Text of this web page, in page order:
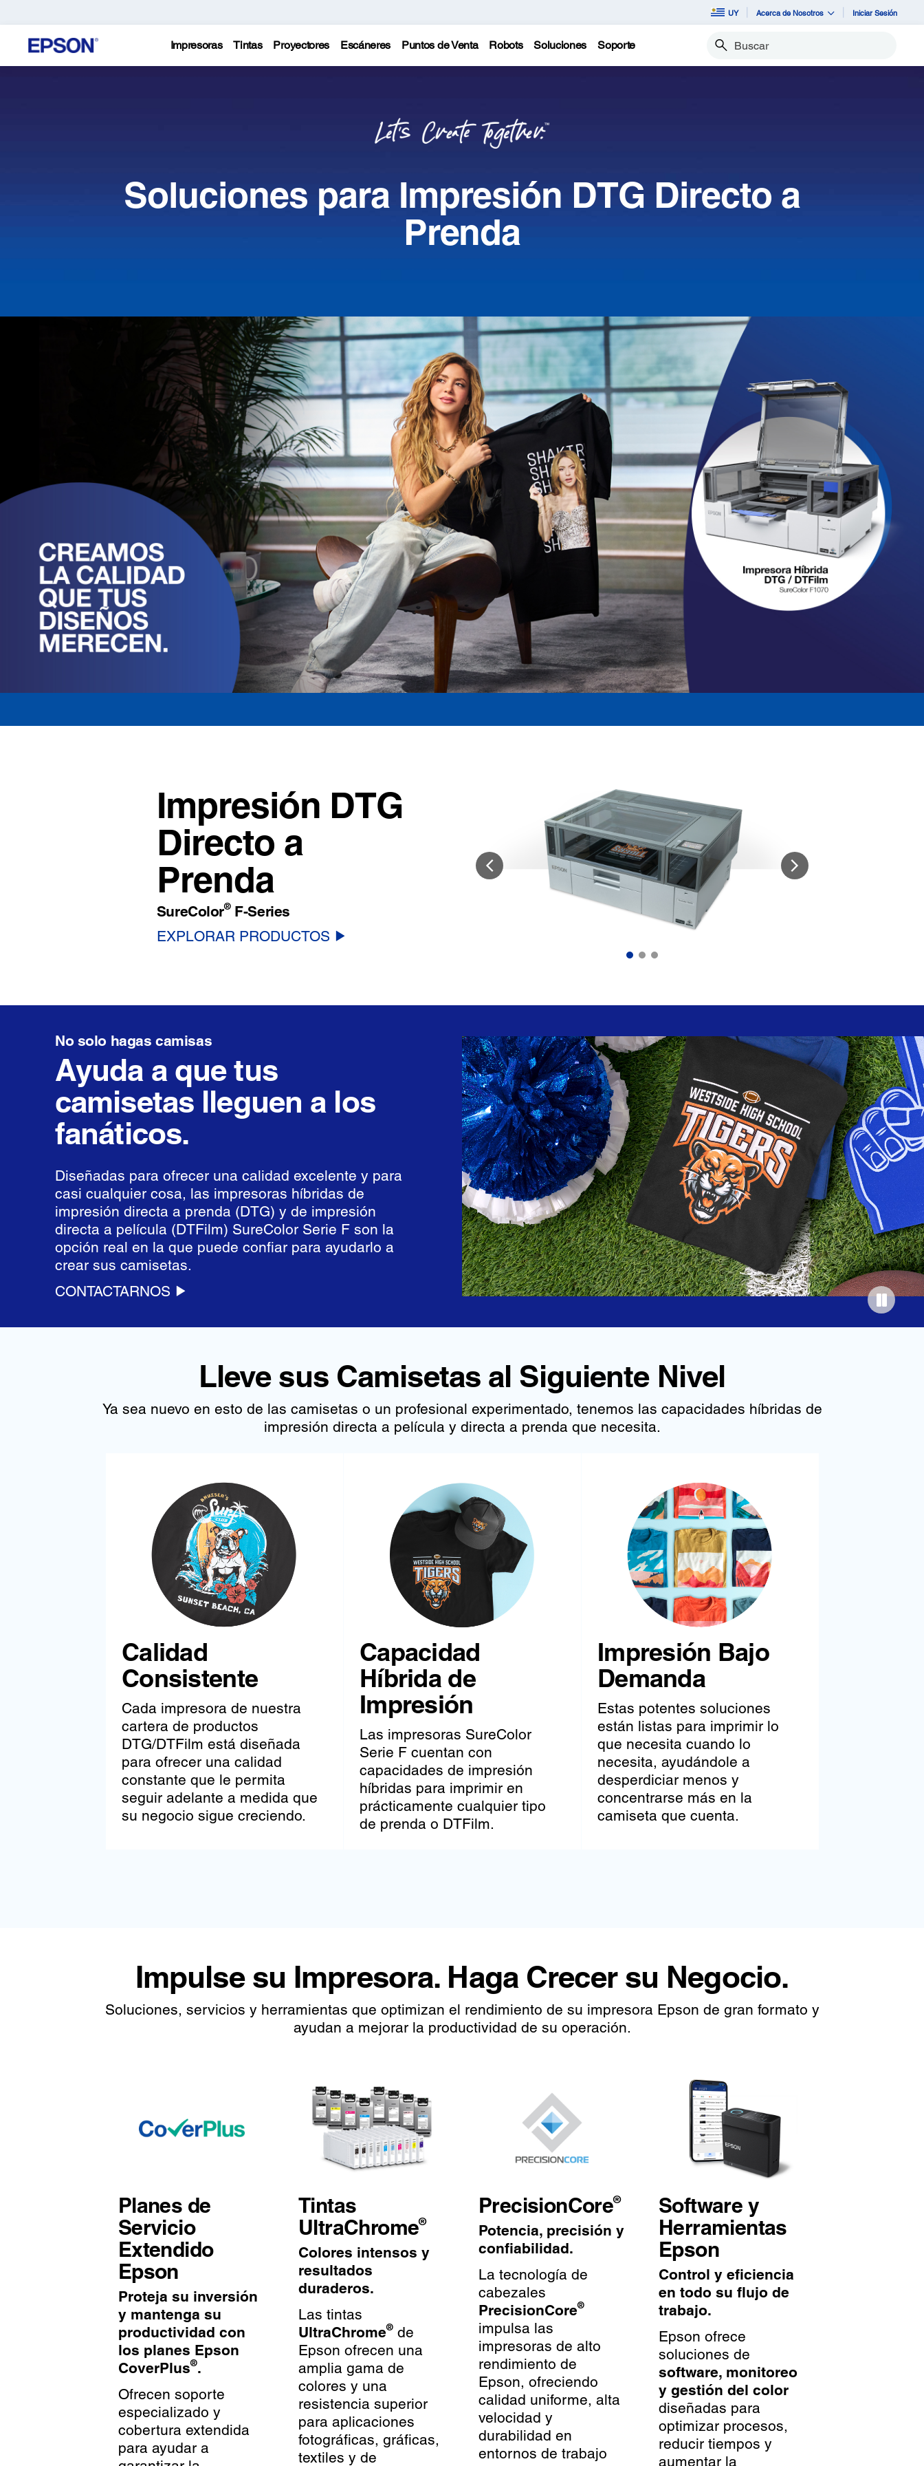
UY Acerca de Nosotros Iniciar Sesión
Impresoras Tintas Proyectores Escáneres Puntos de Venta Robots Soluciones Soporte Buscar
Soluciones para Impresión DTG Directo a
Prenda
Impresión DTG
Directo a
Prenda
SureColor®F-Series
EXPLORAR PRODUCTOS
No solo hagas camisas
Ayuda a que tus
camisetas lleguen a los
fanáticos.
Diseñadas para ofrecer una calidad excelente y para
casi cualquier cosa, las impresoras híbridas de
impresión directa a prenda (DTG) y de impresión
directa a película (DTFilm) SureColor Serie F son la
opción real en la que puede confiar para ayudarlo a
crear sus camisetas.
CONTACTARNOS
Lleve sus Camisetas al Siguiente Nivel
Ya sea nuevo en esto de las camisetas o un profesional experimentado, tenemos las capacidades híbridas de
impresión directa a película y directa a prenda que necesita.
Calidad
Consistente
Cada impresora de nuestra
cartera de productos
DTG/DTFilm está diseñada
para ofrecer una calidad
constante que le permita
seguir adelante a medida que
su negocio sigue creciendo.
Capacidad
Híbrida de
Impresión
Las impresoras SureColor
Serie F cuentan con
capacidades de impresión
híbridas para imprimir en
prácticamente cualquier tipo
de prenda o DTFilm.
Impresión Bajo
Demanda
Estas potentes soluciones
están listas para imprimir lo
que necesita cuando lo
necesita, ayudándole a
desperdiciar menos y
concentrarse más en la
camiseta que cuenta.
Impulse su Impresora. Haga Crecer su Negocio.
Soluciones, servicios y herramientas que optimizan el rendimiento de su impresora Epson de gran formato y
ayudan a mejorar la productividad de su operación.
Planes de
Servicio
Extendido
Epson
Proteja su inversión
y mantenga su
productividad con
los planes Epson
CoverPlus®.
Ofrecen soporte
especializado y
cobertura extendida
para ayudar a
Tintas
UltraChrome®
Colores intensos y
resultados
duraderos.
Las tintas
UltraChrome®de
Epson ofrecen una
amplia gama de
colores y una
resistencia superior
para aplicaciones
fotográficas, gráficas,
textiles y de
PrecisionCore®
Potencia, precisión y
confiabilidad.
La tecnología de
cabezales
PrecisionCore®
impulsa las
impresoras de alto
rendimiento de
Epson, ofreciendo
calidad uniforme, alta
velocidad y
durabilidad en
entornos de trabajo
Software y
Herramientas
Epson
Control y eficiencia
en todo su flujo de
trabajo.
Epson ofrece
soluciones de
software, monitoreo
y gestión del color
diseñadas para
optimizar procesos,
reducir tiempos y
aumentar la